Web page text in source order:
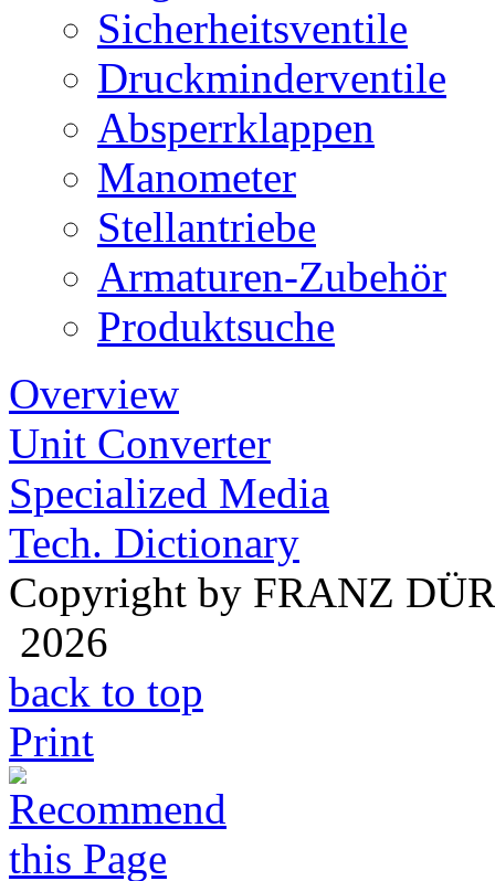
Sicherheitsventile
Druckminderventile
Absperrklappen
Manometer
Stellantriebe
Armaturen-Zubehör
Produktsuche
Overview
Unit Converter
Specialized Media
Tech. Dictionary
Copyright by FRANZ
2026
back to top
Print